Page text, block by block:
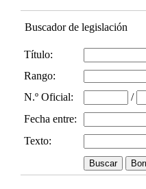
Buscador de legislación
Título:
Rango:
N.º Oficial:
/
Fecha entre:
Texto: